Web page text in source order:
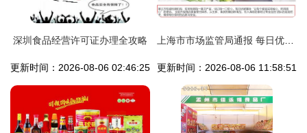
深圳食品经营许可证办理全攻略
更新时间：2026-08-06 02:46:25 更新时间：2026-08-06 11:58:51